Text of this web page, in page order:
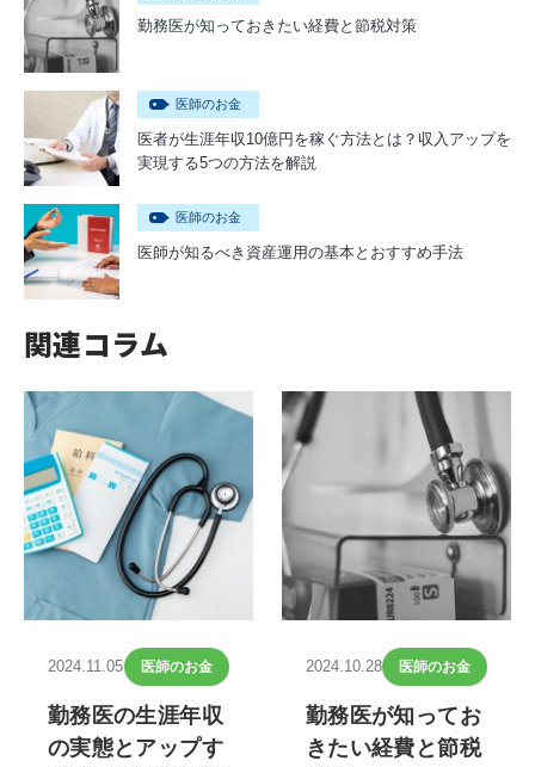
勤務医が知っておきたい経費と節税対策
医師のお金
医者が生涯年収10億円を稼ぐ方法とは？収入アップを
実現する5つの方法を解説
医師のお金
医師が知るべき資産運用の基本とおすすめ手法
関連コラム
2024.11.05 医師のお金
勤務医の生涯年収
の実態とアップす
2024.10.28 医師のお金
勤務医が知ってお
きたい経費と節税